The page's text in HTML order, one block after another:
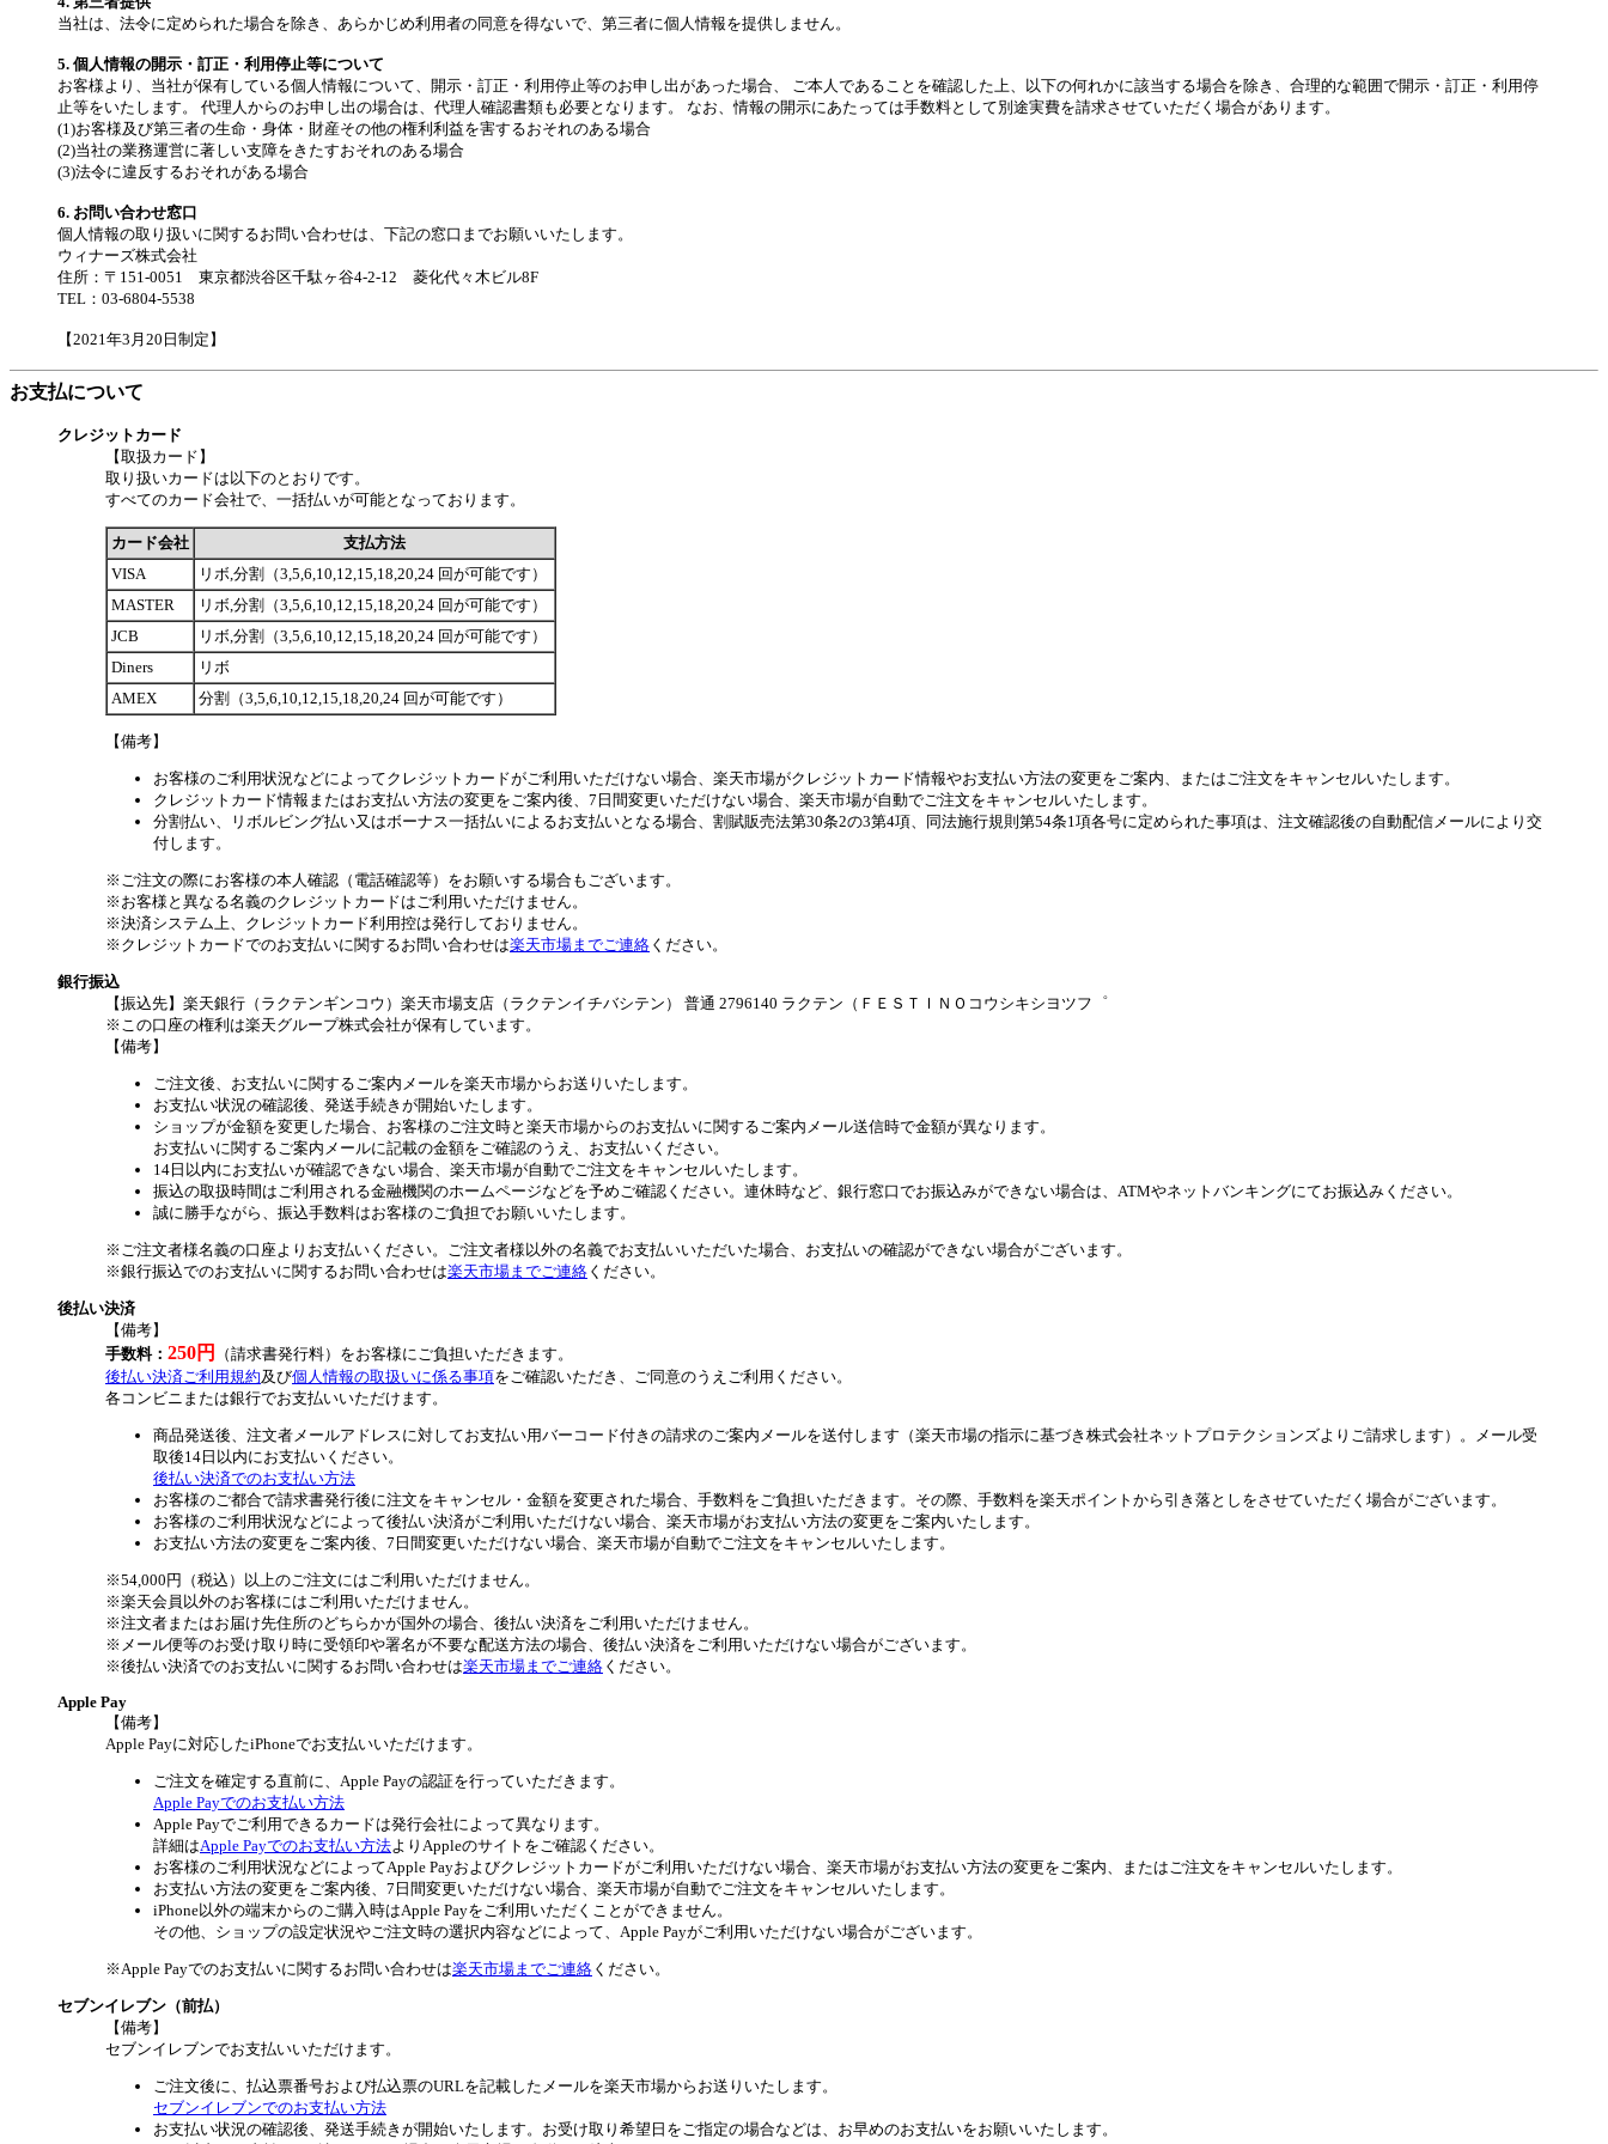
当社は、法令に定められた場合を除き、あらかじめ利用者の同意を得ないで、第三者に個人情報を提供しません。
5. 個人情報の開示・訂正・利用停止等について
お客様より、当社が保有している個人情報について、開示・訂正・利用停止等のお申し出があった場合、 ご本人であることを確認した上、以下の何れかに該当する場合を除き、合理的な範囲で開示・訂正・利用停
止等をいたします。 代理人からのお申し出の場合は、代理人確認書類も必要となります。 なお、情報の開示にあたっては手数料として別途実費を請求させていただく場合があります。
(1)お客様及び第三者の生命・身体・財産その他の権利利益を害するおそれのある場合
(2)当社の業務運営に著しい支障をきたすおそれのある場合
(3)法令に違反するおそれがある場合
6. お問い合わせ窓口
個人情報の取り扱いに関するお問い合わせは、下記の窓口までお願いいたします。
ウィナーズ株式会社
住所：〒151-0051 東京都渋谷区千駄ヶ谷4-2-12 菱化代々木ビル8F
TEL：03-6804-5538
【2021年3月20日制定】
お支払について
クレジットカード
【取扱カード】
取り扱いカードは以下のとおりです。
すべてのカード会社で、一括払いが可能となっております。
カード会社
支払方法
VISA
リボ,分割（3,5,6,10,12,15,18,20,24 回が可能です）
MASTER
リボ,分割（3,5,6,10,12,15,18,20,24 回が可能です）
JCB
リボ,分割（3,5,6,10,12,15,18,20,24 回が可能です）
Diners
リボ
AMEX
分割（3,5,6,10,12,15,18,20,24 回が可能です）
【備考】
お客様のご利用状況などによってクレジットカードがご利用いただけない場合、楽天市場がクレジットカード情報やお支払い方法の変更をご案内、またはご注文をキャンセルいたします。
クレジットカード情報またはお支払い方法の変更をご案内後、7日間変更いただけない場合、楽天市場が自動でご注文をキャンセルいたします。
分割払い、リボルビング払い又はボーナス一括払いによるお支払いとなる場合、割賦販売法第30条2の3第4項、同法施行規則第54条1項各号に定められた事項は、注文確認後の自動配信メールにより交
付します。
※ご注文の際にお客様の本人確認（電話確認等）をお願いする場合もございます。
※お客様と異なる名義のクレジットカードはご利用いただけません。
※決済システム上、クレジットカード利用控は発行しておりません。
※クレジットカードでのお支払いに関するお問い合わせは楽天市場までご連絡 ください。
銀行振込
【振込先】楽天銀行（ラクテンギンコウ）楽天市場支店（ラクテンイチバシテン） 普通 2796140 ラクテン（ＦＥＳＴＩＮＯコウシキシヨツフ゜
※この口座の権利は楽天グループ株式会社が保有しています。
【備考】
ご注文後、お支払いに関するご案内メールを楽天市場からお送りいたします。
お支払い状況の確認後、発送手続きが開始いたします。
ショップが金額を変更した場合、お客様のご注文時と楽天市場からのお支払いに関するご案内メール送信時で金額が異なります。
お支払いに関するご案内メールに記載の金額をご確認のうえ、お支払いください。
14日以内にお支払いが確認できない場合、楽天市場が自動でご注文をキャンセルいたします。
振込の取扱時間はご利用される金融機関のホームページなどを予めご確認ください。連休時など、銀行窓口でお振込みができない場合は、ATMやネットバンキングにてお振込みください。
誠に勝手ながら、振込手数料はお客様のご負担でお願いいたします。
※ご注文者様名義の口座よりお支払いください。ご注文者様以外の名義でお支払いいただいた場合、お支払いの確認ができない場合がございます。
※銀行振込でのお支払いに関するお問い合わせは楽天市場までご連絡 ください。
後払い決済
【備考】
手数料： 250円
（請求書発行料）をお客様にご負担いただきます。
後払い決済ご利用規約及び個人情報の取扱いに係る事項をご確認いただき、ご同意のうえご利用ください。
各コンビニまたは銀行でお支払いいただけます。
商品発送後、注文者メールアドレスに対してお支払い用バーコード付きの請求のご案内メールを送付します（楽天市場の指示に基づき株式会社ネットプロテクションズよりご請求します）。メール受
取後14日以内にお支払いください。
後払い決済でのお支払い方法
お客様のご都合で請求書発行後に注文をキャンセル・金額を変更された場合、手数料をご負担いただきます。その際、手数料を楽天ポイントから引き落としをさせていただく場合がございます。
お客様のご利用状況などによって後払い決済がご利用いただけない場合、楽天市場がお支払い方法の変更をご案内いたします。
お支払い方法の変更をご案内後、7日間変更いただけない場合、楽天市場が自動でご注文をキャンセルいたします。
※54,000円（税込）以上のご注文にはご利用いただけません。
※楽天会員以外のお客様にはご利用いただけません。
※注文者またはお届け先住所のどちらかが国外の場合、後払い決済をご利用いただけません。
※メール便等のお受け取り時に受領印や署名が不要な配送方法の場合、後払い決済をご利用いただけない場合がございます。
※後払い決済でのお支払いに関するお問い合わせは楽天市場までご連絡 ください。
Apple Pay
【備考】
Apple Payに対応したiPhoneでお支払いいただけます。
ご注文を確定する直前に、Apple Payの認証を行っていただきます。
Apple Payでのお支払い方法
Apple Payでご利用できるカードは発行会社によって異なります。
詳細はApple Payでのお支払い方法よりAppleのサイトをご確認ください。
お客様のご利用状況などによってApple Payおよびクレジットカードがご利用いただけない場合、楽天市場がお支払い方法の変更をご案内、またはご注文をキャンセルいたします。
お支払い方法の変更をご案内後、7日間変更いただけない場合、楽天市場が自動でご注文をキャンセルいたします。
iPhone以外の端末からのご購入時はApple Payをご利用いただくことができません。
その他、ショップの設定状況やご注文時の選択内容などによって、Apple Payがご利用いただけない場合がございます。
※Apple Payでのお支払いに関するお問い合わせは楽天市場までご連絡 ください。
セブンイレブン（前払）
【備考】
セブンイレブンでお支払いいただけます。
ご注文後に、払込票番号および払込票のURLを記載したメールを楽天市場からお送りいたします。
セブンイレブンでのお支払い方法
お支払い状況の確認後、発送手続きが開始いたします。お受け取り希望日をご指定の場合などは、お早めのお支払いをお願いいたします。